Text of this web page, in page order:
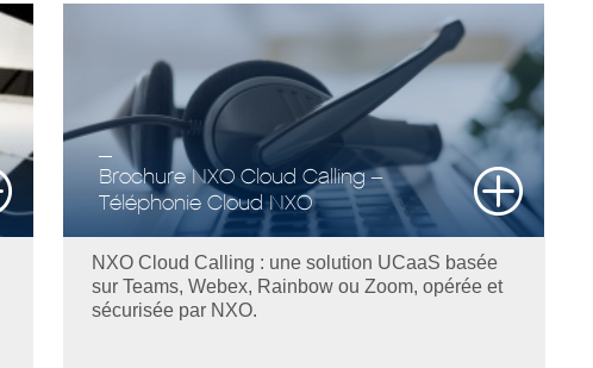
Brochure NXO Cloud Calling –
Téléphonie Cloud NXO
NXO Cloud Calling : une solution UCaaS basée
sur Teams, Webex, Rainbow ou Zoom, opérée et
sécurisée par NXO.